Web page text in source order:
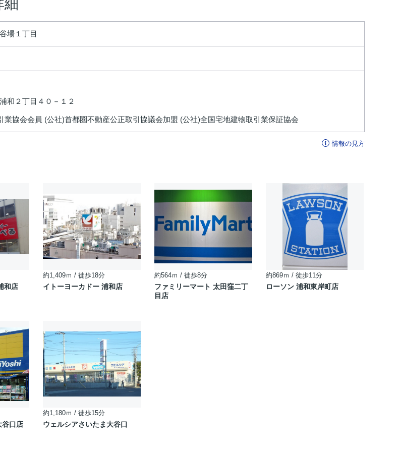
場１丁目
和２丁目４０－１２
業協会会員 (公社)首都圏不動産公正取引協議会加盟 (公社)全国宅地建物取引業保証協会
情報の見方
和店
約1,409ｍ / 徒歩18分
イトーヨーカドー 浦和店
約564ｍ / 徒歩8分
ファミリーマート 太田窪二丁
目店
約869ｍ / 徒歩11分
ローソン 浦和東岸町店
谷口店
約1,180ｍ / 徒歩15分
ウェルシアさいたま大谷口